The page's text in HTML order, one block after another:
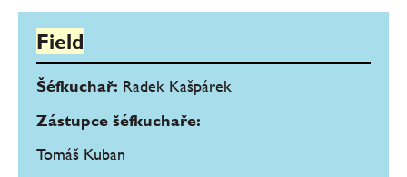
Field
Šéfkuchař: Radek Kašpárek
Zástupce šéfkuchaře:
Tomáš Kuban